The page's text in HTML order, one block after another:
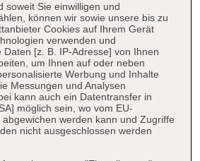
Uhr
soweit Sie einwilligen und
können wir sowie unsere bis zu
Cookies auf Ihrem Gerät
verwenden und
Daten [z. B. IP-Adresse] von Ihnen
um Ihnen auf oder neben
Werbung und Inhalte
Messungen und Analysen
kann auch ein Datentransfer in
möglich sein, wo vom EU-
werden kann und Zugriffe
nicht ausgeschlossen werden